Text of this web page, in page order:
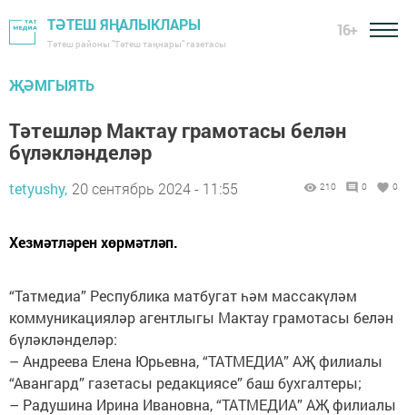
ТӘТЕШ ЯҢАЛЫКЛАРЫ
Тәтеш районы "Тәтеш таңнары" газетасы
16+
ҖӘМГЫЯТЬ
Тәтешләр Мактау грамотасы белән
бүләкләнделәр
tetyushy, 20 сентябрь 2024 - 11:55 210 0 0
Хезмәтләрен хөрмәтләп.
“Татмедиа” Республика мат­бугат һәм массакүләм
коммуни­кацияләр агентлыгы Мактау грамотасы белән
бүләкләнделәр:
– Андреева Елена Юрьевна, “ТАТ­МЕДИА” АҖ филиалы
“Авангард” газетасы редакциясе” баш ­бухгалтеры;
– Радушина Ирина Ивановна, ­“ТАТ­МЕ­ДИА” АҖ филиалы